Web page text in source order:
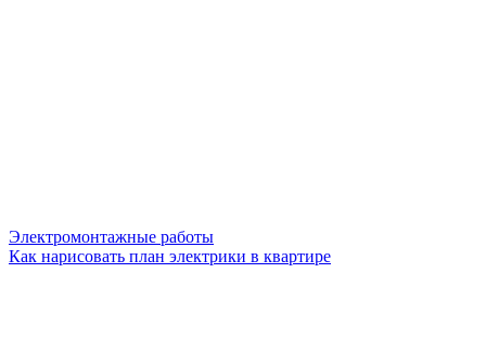
Электромонтажные работы
Как нарисовать план электрики в квартире